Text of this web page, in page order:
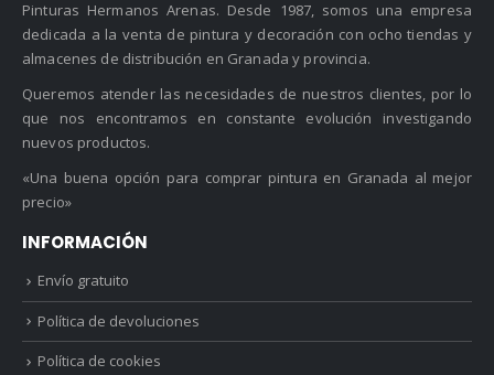
Pinturas Hermanos Arenas. Desde 1987, somos una empresa
dedicada a la venta de pintura y decoración con ocho tiendas y
almacenes de distribución en Granada y provincia.
Queremos atender las necesidades de nuestros clientes, por lo
que nos encontramos en constante evolución investigando
nuevos productos.
«Una buena opción para comprar pintura en Granada al mejor
precio»
INFORMACIÓN
Envío gratuito
Política de devoluciones
Política de cookies